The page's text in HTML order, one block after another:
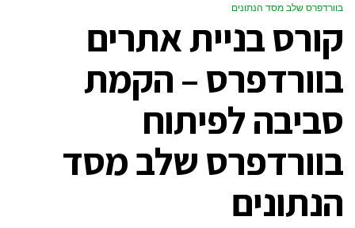
בוורדפרס שלב מסד הנתונים
קורס בניית אתרים
בוורדפרס – הקמת
סביבה לפיתוח
בוורדפרס שלב מסד
הנתונים